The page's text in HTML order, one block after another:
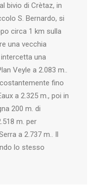
bivio di Crètaz, in
S. Bernardo, si
circa 1 km sulla
una vecchia
una
Veyle a 2.083 m..
fino
a 2.325 m., poi in
200 m. di
m. per
a 2.737 m.. Il
lo stesso